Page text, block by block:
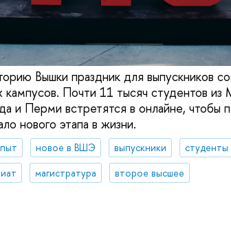
Вышки праздник для выпускников
Почти 11 тысяч студентов из
и Перми встретятся в онлайне, чтобы
нового этапа в жизни.
новое в ВШЭ выпускники
студенты
магистратура
второе высшее